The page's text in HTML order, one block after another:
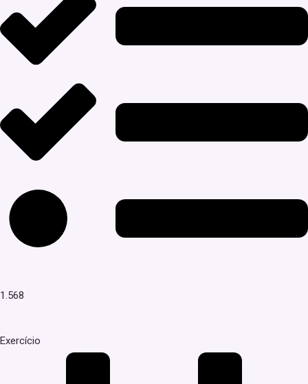
1.568
Exercício